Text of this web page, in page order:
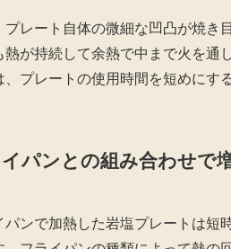
プレート自体の微細な凹凸が焼き
熱が持続して余熱で中まで火を通
、プレートの使用時間を短めにす
パンとの組み合わせで
パンで加熱した岩塩プレートは短